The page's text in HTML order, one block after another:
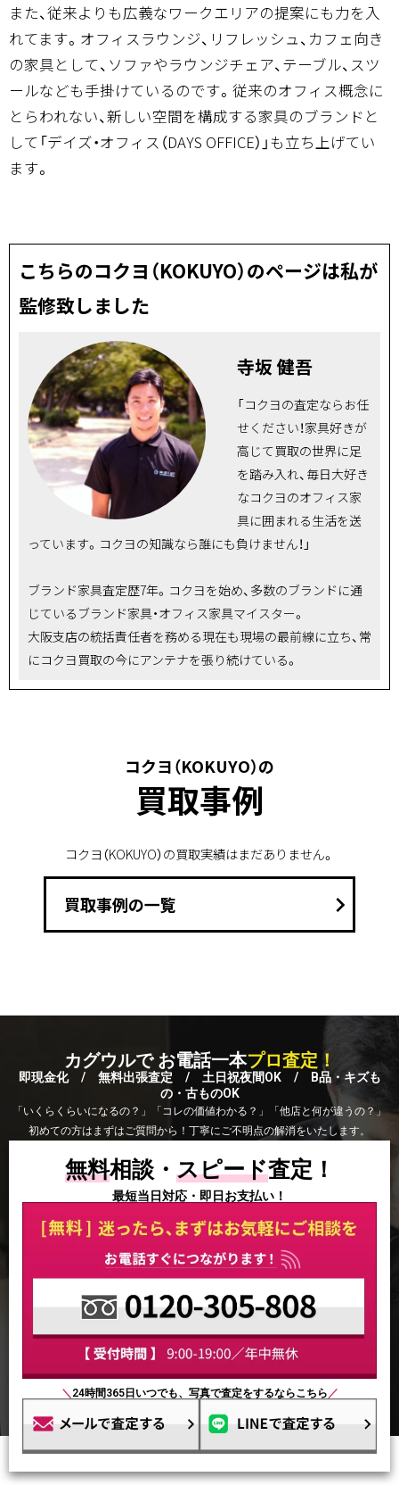
また、従来よりも広義なワークエリアの提案にも力を入
れてます。オフィスラウンジ、リフレッシュ、カフェ向き
の家具として、ソファやラウンジチェア、テーブル、スツ
ールなども手掛けているのです。従来のオフィス概念に
とらわれない、新しい空間を構成する家具のブランドと
して「デイズ・オフィス（DAYS OFFICE）」も立ち上げてい
ます。
こちらのコクヨ（KOKUYO）のページは私が
監修致しました
寺坂 健吾
「コクヨの査定ならお任
せください！家具好きが
高じて買取の世界に足
を踏み入れ、毎日大好き
なコクヨのオフィス家
具に囲まれる生活を送
っています。コクヨの知識なら誰にも負けません！」
ブランド家具査定歴7年。コクヨを始め、多数のブランドに通
じているブランド家具・オフィス家具マイスター。
大阪支店の統括責任者を務める現在も現場の最前線に立ち、常
にコクヨ買取の今にアンテナを張り続けている。
コクヨ（KOKUYO）の
買取事例
コクヨ（KOKUYO）の買取実績はまだありません。
買取事例の一覧 keyboard_arrow_right
カグウルで お電話一本プロ査定！
即現金化 / 無料出張査定 / 土日祝夜間OK / B品・キズも
の・古ものOK
「いくらくらいになるの？」「コレの価値わかる？」「他店と何が違うの？」
初めての方はまずはご質問から！丁寧にご不明点の解消をいたします。
無料相談・ スピード査定！
最短当日対応・即日お支払い！
＼ 24時間365日いつでも、写真で査定をするならこちら ／